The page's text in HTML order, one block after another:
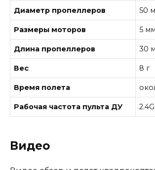
Диаметр пропеллеров 50
Размеры моторов 5 мм
Длина пропеллеров 30
Вес 8 г
Время полета
Рабочая частота пульта ДУ
Видео